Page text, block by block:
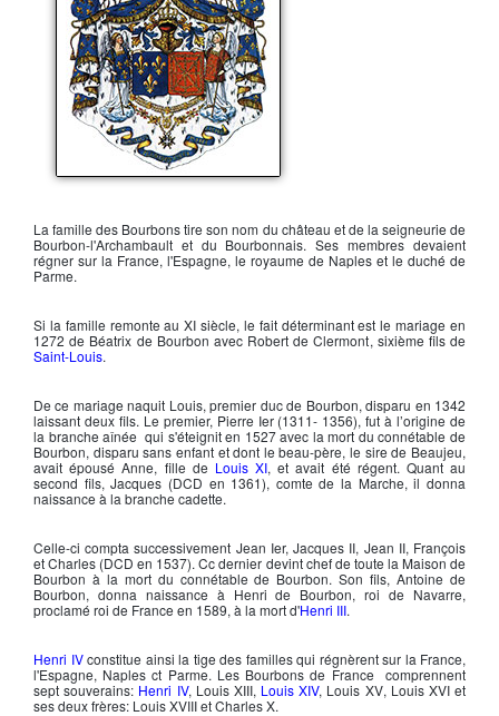
Lafamille des Bourbonstire son nom du château et de la seigneurie de
Bourbon-l'Archambault et du Bourbonnais. Ses membres devaient
régner sur la France, l'Espagne, le royaume de Naples et le duché de
Parme.
Si la famille remonte au XI siècle, le fait déterminant est le mariage en
1272 de Béatrix de Bourbon avec Robert de Clermont, sixième fils de
Saint-Louis.
De ce mariage naquit Louis, premier duc de Bourbon, disparu en 1342
laissant deux fils. Le premier, Pierre Ier(1311- 1356), fut à l’origine de
la branche aînée qui s'éteignit en 1527 avec la mort du connétable de
Bourbon, disparu sans enfant et dont le beau-père, le sire de Beaujeu,
avait épousé Anne, fille de Louis XI, et avait été régent. Quant au
second fils, Jacques (DCD en 1361), comte de la Marche, il donna
naissance à la branche cadette.
Celle-ci compta successivement Jean Ier, Jacques II, Jean II, François
et Charles (DCD en 1537). Cc dernier devint chef de toute la Maison de
Bourbon à la mort du connétable de Bourbon. Son fils, Antoine de
Bourbon, donna naissance à Henri de Bourbon, roi de Navarre,
proclamé roi de France en 1589, à la mort d'Henri III.
Henri IVconstitue ainsi la tige des familles qui régnèrent sur la France,
l'Espagne, Naples ct Parme. Les Bourbons de France comprennent
sept souverains: Henri IV, Louis XIII, Louis XIV, Louis XV, Louis XVIet
ses deux frères: Louis XVIIIetCharles X.